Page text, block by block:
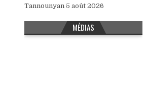
Tannounyan 5 août 2026
MÉDIAS